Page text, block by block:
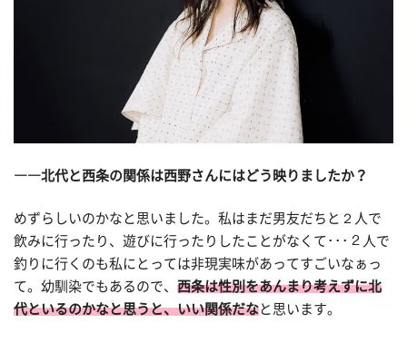
――北代と西条の関係は西野さんにはどう映りましたか？
めずらしいのかなと思いました。私はまだ男友だちと２人で
飲みに行ったり、遊びに行ったりしたことがなくて･･･２人で
釣りに行くのも私にとっては非現実味があってすごいなぁっ
て。幼馴染でもあるので、 西条は性別をあんまり考えずに北
代といるのかなと思うと、いい関係だなと思います。